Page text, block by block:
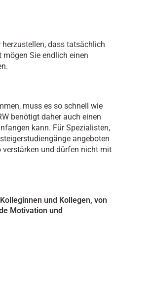
dass tatsächlich
Sie endlich einen
muss es so schnell wie
benötigt daher auch einen
kann. Für Spezialisten,
angeboten
verstärken und dürfen nicht mit
und Kollegen, von
Motivation und